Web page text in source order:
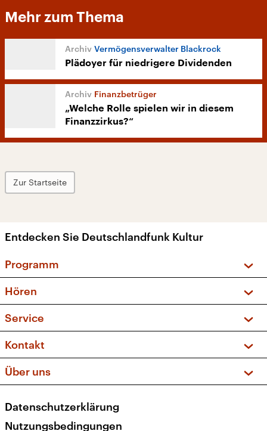
Mehr zum Thema
Vermögensverwalter Blackrock
Plädoyer für niedrigere Dividenden
Finanzbetrüger
„Welche Rolle spielen wir in diesem
Finanzzirkus?“
Zur Startseite
Entdecken Sie Deutschlandfunk Kultur
Programm
Sendungen und Podcasts
Musikliste
Kakadu – Das Kinderprogramm
Hören
Frequenzen (UKW + DAB+)
Service
FAQ
Apps
Newsletter
Veranstaltungen
Kontakt
Social Media
Über uns
Presse
Datenschutzerklärung
Nutzungsbedingungen